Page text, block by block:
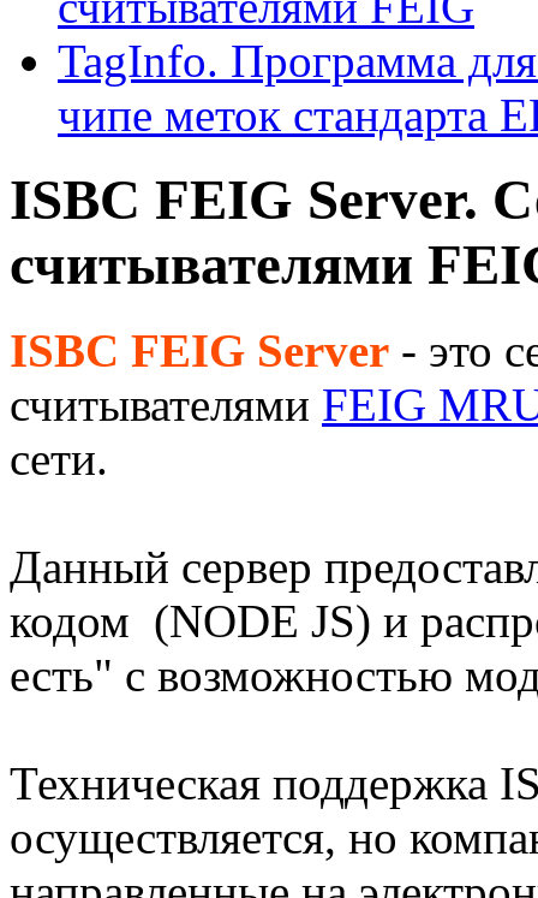
TagInfo. Программа
чипе меток стандарта
ISBC FEIG Server.
считывателями
ISBC FEIG Server - это
считывателями FEIG
сети.
Данный сервер
кодом (NODE JS) и
есть" с возможностью
Техническая поддержка
осуществляется, но